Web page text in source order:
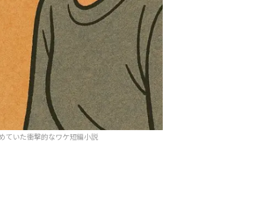
ていた衝撃的なワケ短編小説